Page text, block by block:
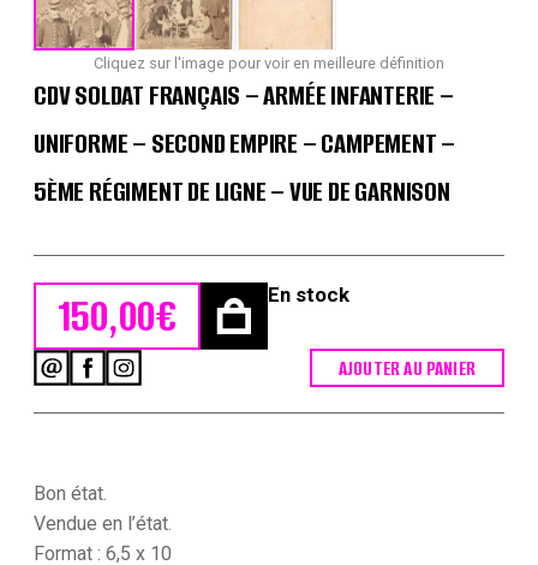
Cliquez sur l'image pour voir en meilleure définition
CDV SOLDAT FRANÇAIS – ARMÉE INFANTERIE –
UNIFORME – SECOND EMPIRE – CAMPEMENT –
5ÈME RÉGIMENT DE LIGNE – VUE DE GARNISON
150,00€ En stock
Armée
Infanterie
AJOUTER AU PANIER
Bon état.
Vendue en l’état.
Format : 6,5 x 10